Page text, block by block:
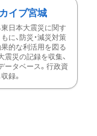
イブ宮城
日本大震災に関す
に、防災・減災対策
的な利活用を図る
震災の記録を収集、
ータベース。行政資
録。